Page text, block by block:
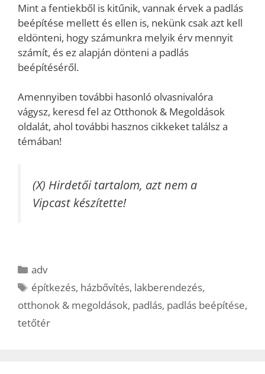
Mint a fentiekből is kitűnik, vannak érvek a padlás
beépítése mellett és ellen is, nekünk csak azt kell
eldönteni, hogy számunkra melyik érv mennyit
számít, és ez alapján dönteni a padlás
beépítéséről.
Amennyiben további hasonló olvasnivalóra
vágysz, keresd fel az Otthonok & Megoldások
oldalát, ahol további hasznos cikkeket találsz a
témában!
(X) Hirdetői tartalom, azt nem a
Vipcast készítette!
Kategória
adv
Címkék
építkezés, házbővítés, lakberendezés,
otthonok & megoldások, padlás, padlás beépítése,
tetőtér